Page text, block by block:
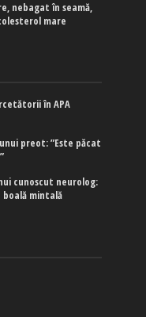
nebagat în seamă,
mare
în APA
unui preot: ”Este păcat
cunoscut neurolog:
mintală